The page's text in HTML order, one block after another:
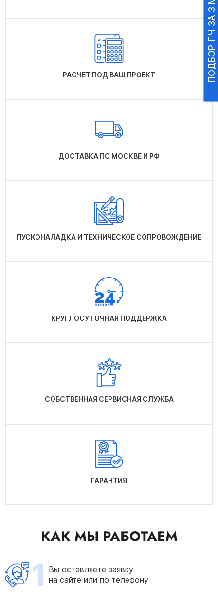
РАСЧЕТ ПОД ВАШ ПРОЕКТ
ДОСТАВКА ПО МОСКВЕ И РФ
ПУСКОНАЛАДКА И ТЕХНИЧЕСКОЕ СОПРОВОЖДЕНИЕ
КРУГЛОСУТОЧНАЯ ПОДДЕРЖКА
СОБСТВЕННАЯ СЕРВИСНАЯ СЛУЖБА
ГАРАНТИЯ
КАК МЫ РАБОТАЕМ
1 Вы оставляете заявку
на сайте или по телефону
ПОДБОР ПЧ ЗА 3 МИНУТЫ